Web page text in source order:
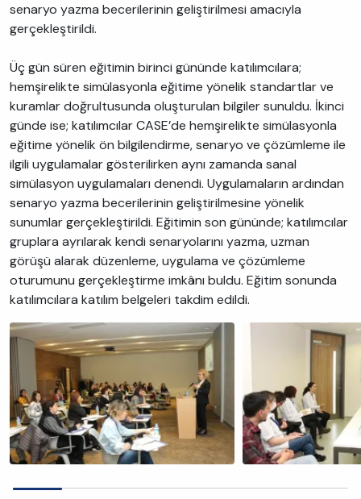
senaryo yazma becerilerinin geliştirilmesi amacıyla
gerçekleştirildi.
Üç gün süren eğitimin birinci gününde katılımcılara;
hemşirelikte simülasyonla eğitime yönelik standartlar ve
kuramlar doğrultusunda oluşturulan bilgiler sunuldu. İkinci
günde ise; katılımcılar CASE’de hemşirelikte simülasyonla
eğitime yönelik ön bilgilendirme, senaryo ve çözümleme ile
ilgili uygulamalar gösterilirken aynı zamanda sanal
simülasyon uygulamaları denendi. Uygulamaların ardından
senaryo yazma becerilerinin geliştirilmesine yönelik
sunumlar gerçekleştirildi. Eğitimin son gününde; katılımcılar
gruplara ayrılarak kendi senaryolarını yazma, uzman
görüşü alarak düzenleme, uygulama ve çözümleme
oturumunu gerçekleştirme imkânı buldu. Eğitim sonunda
katılımcılara katılım belgeleri takdim edildi.